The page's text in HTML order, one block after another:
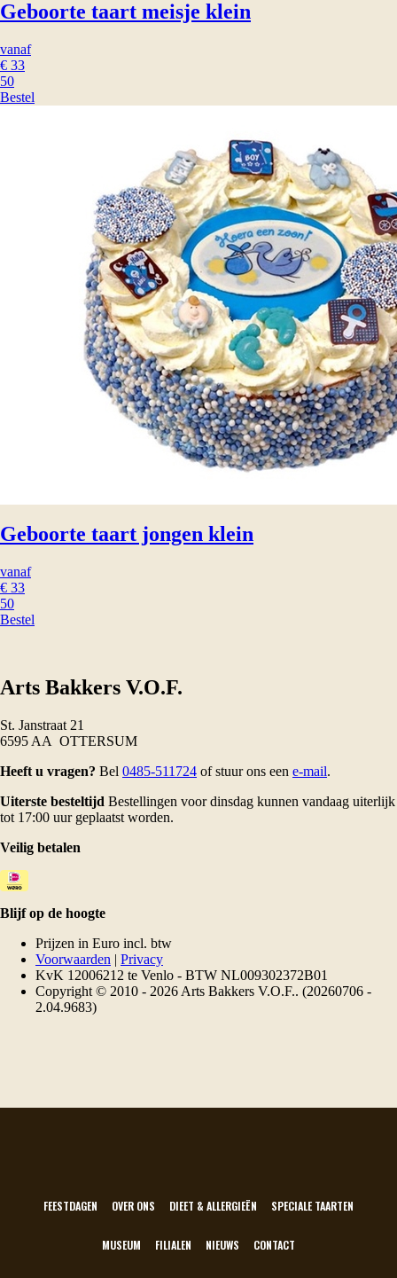
FEESTDAGEN OVER ONS DIEET & ALLERGIEËN SPECIALE TAARTEN
MUSEUM FILIALEN NIEUWS CONTACT